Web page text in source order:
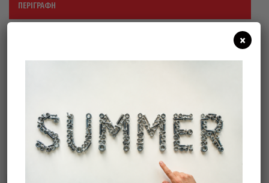
ΠΕΡΙΓΡΑΦΉ
ΑΣΦΑΛΕΙΑ ΤΟ ΜΑΧΑΙΡΙ
Σχετικά προϊόντα
×